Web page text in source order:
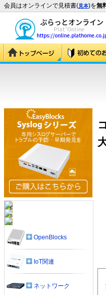
会員はオンラインで見積書(見本)を無
OpenBlocks
IoT関連
ネットワーク